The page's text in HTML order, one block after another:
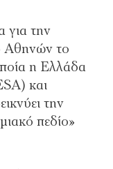
για την
Αθηνών το
η Ελλάδα
και
την
πεδίο»